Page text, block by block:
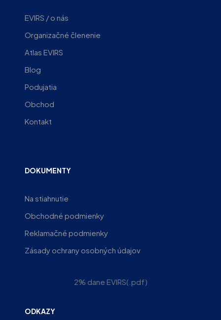
EVIRS / o nás
Organizačné členenie
Atlas EVIRS
Blog
Podujatia
Obchod
Kontakt
DOKUMENTY
Na stiahnutie
Obchodné podmienky
Reklamačné podmienky
Zásady ochrany osobných údajov
2% dane EVIRS(.pdf)
ODKAZY